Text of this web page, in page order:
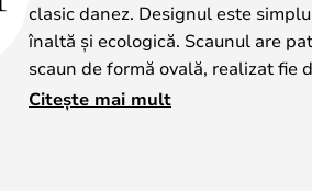
clasic danez. Designul este
înaltă și ecologică. Scaunul are
scaun de formă ovală, realizat fie
pentru silvicultură responsabilă,
Citește mai mult